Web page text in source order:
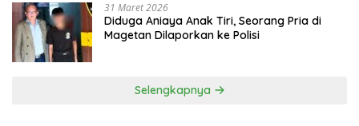
31 Maret 2026
Diduga Aniaya Anak Tiri, Seorang Pria di
Magetan Dilaporkan ke Polisi
Selengkapnya